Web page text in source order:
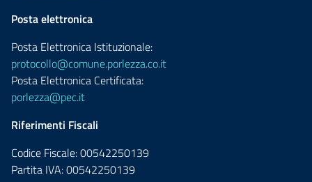
Posta elettronica
Posta Elettronica Istituzionale:
protocollo@comune.porlezza.co.it
Posta Elettronica Certificata:
porlezza@pec.it
Riferimenti Fiscali
Codice Fiscale: 00542250139
Partita IVA: 00542250139